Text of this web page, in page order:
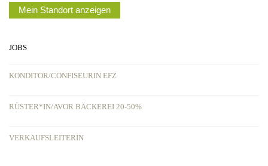
Mein Standort anzeigen
JOBS
KONDITOR/CONFISEURIN EFZ
RÜSTER*IN/AVOR BÄCKEREI 20-50%
VERKAUFSLEITERIN